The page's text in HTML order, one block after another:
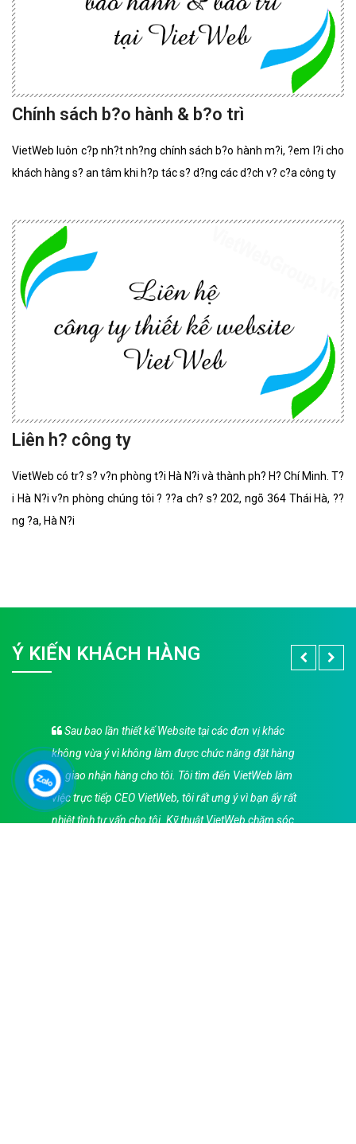
Chính sách b?o hành & b?o trì
VietWeb luôn c?p nh?t nh?ng chính sách b?o hành m?i, ?em l?i cho
khách hàng s? an tâm khi h?p tác s? d?ng các d?ch v? c?a công ty
Liên h? công ty
VietWeb có tr? s? v?n phòng t?i Hà N?i và thành ph? H? Chí Minh. T?
i Hà N?i v?n phòng chúng tôi ? ??a ch? s? 202, ngõ 364 Thái Hà, ??
ng ?a, Hà N?i
Ý KIẾN KHÁCH HÀNG
Sau bao lần thiết kế Website tại các đơn vị khác
không vừa ý vì không làm được chức năng đặt hàng
và giao nhận hàng cho tôi. Tôi tìm đến VietWeb làm
việc trực tiếp CEO VietWeb, tôi rất ưng ý vì bạn ấy rất
nhiệt tình tư vấn cho tôi. Kỹ thuật VietWeb chăm sóc